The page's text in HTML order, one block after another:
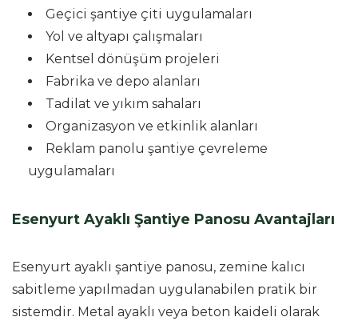
Geçici şantiye çiti uygulamaları
Yol ve altyapı çalışmaları
Kentsel dönüşüm projeleri
Fabrika ve depo alanları
Tadilat ve yıkım sahaları
Organizasyon ve etkinlik alanları
Reklam panolu şantiye çevreleme
uygulamaları
Esenyurt Ayaklı Şantiye Panosu Avantajları
Esenyurt ayaklı şantiye panosu, zemine kalıcı
sabitleme yapılmadan uygulanabilen pratik bir
sistemdir. Metal ayaklı veya beton kaideli olarak